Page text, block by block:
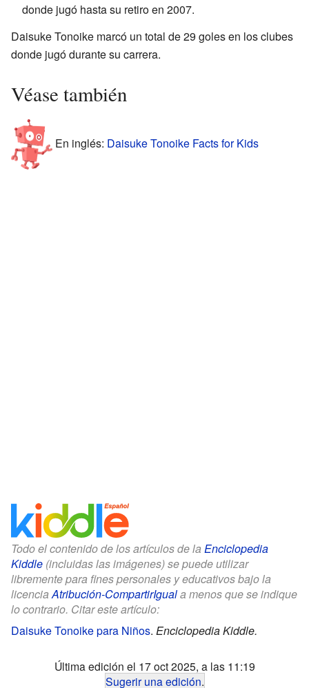
donde jugó hasta su retiro en 2007.
Daisuke Tonoike marcó un total de 29 goles en los clubes
donde jugó durante su carrera.
Véase también
En inglés: Daisuke Tonoike Facts for Kids
Todo el contenido de los artículos de la Enciclopedia
Kiddle (incluidas las imágenes) se puede utilizar
libremente para fines personales y educativos bajo la
licenciaAtribución-CompartirIguala menos que se indique
lo contrario. Citar este artículo:
Daisuke Tonoike para Niños. Enciclopedia Kiddle.
Última edición el 17 oct 2025, a las 11:19
Sugerir una edición.